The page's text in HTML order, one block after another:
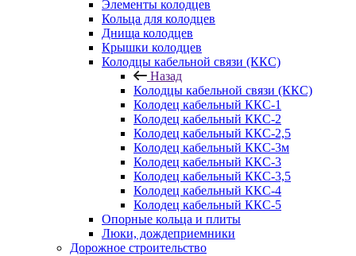
Элементы колодцев
Кольца для колодцев
Днища колодцев
Крышки колодцев
Колодцы кабельной связи (ККС)
Назад
Колодцы кабельной связи (ККС)
Колодец кабельный ККС-1
Колодец кабельный ККС-2
Колодец кабельный ККС-2,5
Колодец кабельный ККС-3м
Колодец кабельный ККС-3
Колодец кабельный ККС-3,5
Колодец кабельный ККС-4
Колодец кабельный ККС-5
Опорные кольца и плиты
Люки, дождеприемники
Дорожное строительство